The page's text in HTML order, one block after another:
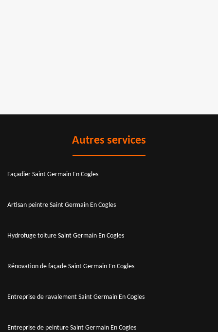
Autres services
Façadier Saint Germain En Cogles
Artisan peintre Saint Germain En Cogles
Hydrofuge toiture Saint Germain En Cogles
Rénovation de façade Saint Germain En Cogles
Entreprise de ravalement Saint Germain En Cogles
Entreprise de peinture Saint Germain En Cogles